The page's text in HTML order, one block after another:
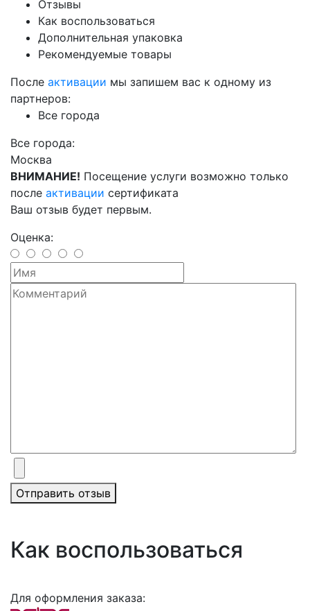
Отзывы
Как воспользоваться
Дополнительная упаковка
Рекомендуемые товары
После активации мы запишем вас к одному из
партнеров:
Все города
Все города:
Москва
ВНИМАНИЕ! Посещение услуги возможно только
после активации сертификата
Ваш отзыв будет первым.
Оценка:
Отправить отзыв
Как воспользоваться
Для оформления заказа: